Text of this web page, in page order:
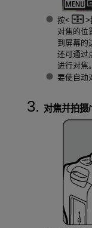
按
对焦的位
到屏幕的
还可通过
进行对焦。
要使自动
对焦并拍摄/